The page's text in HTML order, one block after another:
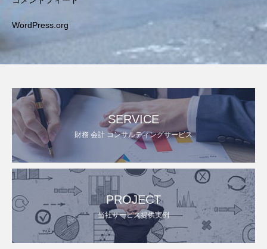
WordPress.org
SERVICE
財務 会計 コンサルティングサービス
PROJECT
当社サービス提供実例